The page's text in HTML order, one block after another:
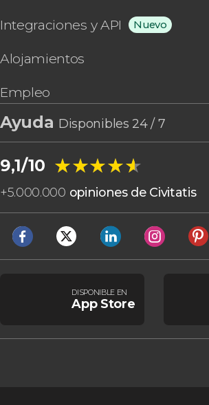
Integraciones y API Nuevo
Alojamientos
Empleo
Ayuda Disponibles 24 / 7
9,1/10 ★★★★★
★★★★★
+5.000.000 opiniones de Civitatis
DISPONIBLE EN
App Store